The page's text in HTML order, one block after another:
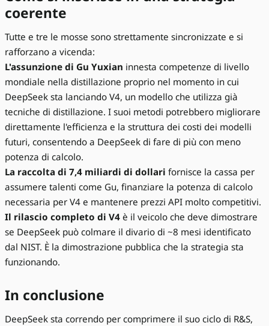
coerente
Tutte e tre le mosse sono strettamente sincronizzate e si
rafforzano a vicenda:
L'assunzione di Gu Yuxian innesta competenze di livello
mondiale nella distillazione proprio nel momento in cui
DeepSeek sta lanciando V4, un modello che utilizza già
tecniche di distillazione. I suoi metodi potrebbero migliorare
direttamente l'efficienza e la struttura dei costi dei modelli
futuri, consentendo a DeepSeek di fare di più con meno
potenza di calcolo.
La raccolta di 7,4 miliardi di dollari fornisce la cassa per
assumere talenti come Gu, finanziare la potenza di calcolo
necessaria per V4 e mantenere prezzi API molto competitivi.
Il rilascio completo di V4 è il veicolo che deve dimostrare
se DeepSeek può colmare il divario di ~8 mesi identificato
dal NIST. È la dimostrazione pubblica che la strategia sta
funzionando.
In conclusione
DeepSeek sta correndo per comprimere il suo ciclo di R&S,